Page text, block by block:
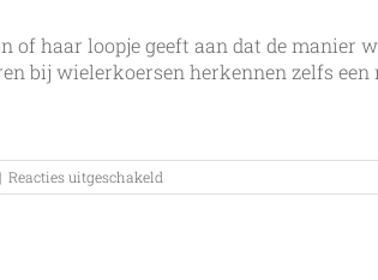
of haar loopje geeft aan dat de manier
bij wielerkoersen herkennen zelfs een
| Reacties uitgeschakeld
Bewegen